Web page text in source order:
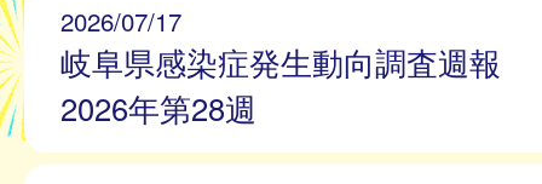
2026/07/17
岐阜県感染症発生動向調査週報
2026年第28週